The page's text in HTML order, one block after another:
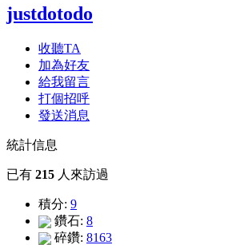
justdotodo
收聽TA
加為好友
給我留言
打個招呼
發送消息
統計信息
已有 215 人來訪過
積分: 9
鑽石: 8
碎鑽: 8163